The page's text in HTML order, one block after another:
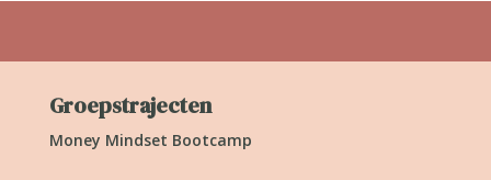
Groepstrajecten
Money Mindset Bootcamp